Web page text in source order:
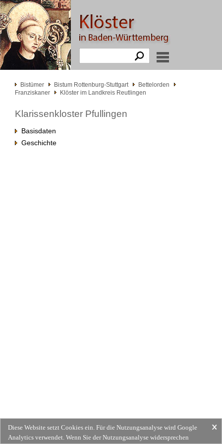
Bistümer Bistum Rottenburg-Stuttgart
Bettelorden
Franziskaner
Klöster im Landkreis Reutlingen
Klarissenkloster Pfullingen
Basisdaten
Geschichte
Diese Website setzt Cookies ein. Für die Nutzungsanalyse wird Google
Analytics verwendet. Wenn Sie der Nutzungsanalyse widersprechen